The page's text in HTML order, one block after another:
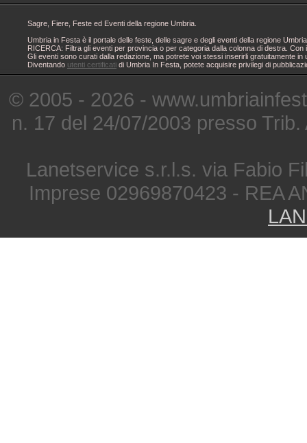
Sagre, Fiere, Feste ed Eventi della regione Umbria.
Umbria in Festa è il portale delle feste, delle sagre e degli eventi della regione
RICERCA: Filtra gli eventi per provincia o per categoria dalla colonna di destra.
Gli eventi sono curati dalla redazione, ma potrete voi stessi inserirli gratuitamente
Diventando utenti certificati di Umbria In Festa, potete acquisire privilegi di
© 2005 - 2026 -
n. 17 del 24/07/2003 presso
Lanetservice s.r.l.s. via Fabio
Imprese 02969870423 - REA